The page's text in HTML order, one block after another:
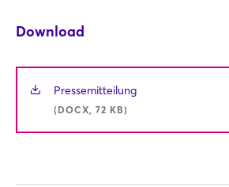
Download
Pressemitteilung
(DOCX, 72 KB)